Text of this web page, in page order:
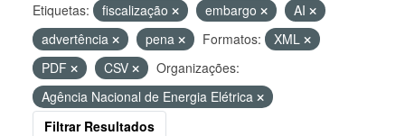
Etiquetas: fiscalização embargo
AI
advertência
pena Formatos:
XML
PDF
CSV
Organizações:
Agência Nacional de Energia Elétrica
Filtrar Resultados